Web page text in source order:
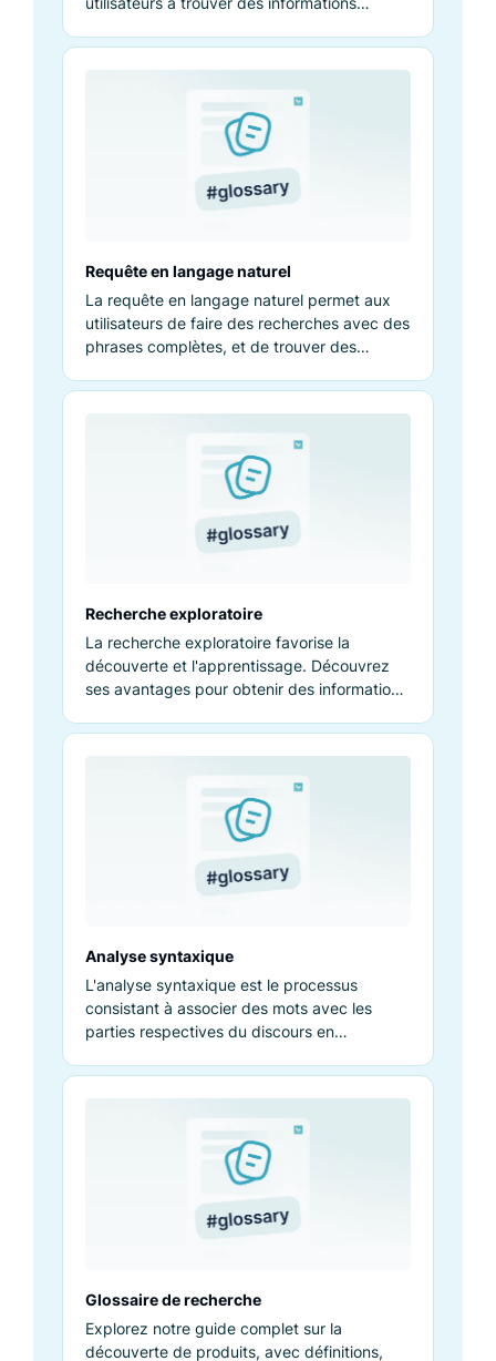
Requête en langage naturel
La requête en langage naturel permet aux
utilisateurs de faire des recherches avec des
phrases complètes, et de trouver des
Recherche exploratoire
La recherche exploratoire favorise la
découverte et l'apprentissage. Découvrez
ses avantages pour obtenir des informations
Analyse syntaxique
L'analyse syntaxique est le processus
consistant à associer des mots avec les
parties respectives du discours en
donné.
Glossaire de recherche
Explorez notre guide complet sur la
découverte de produits, avec définitions,